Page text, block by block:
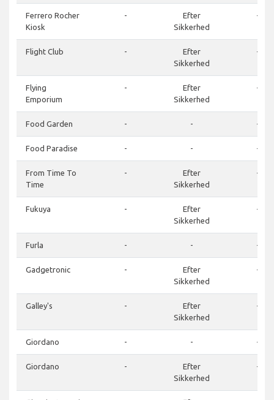
Ferrero Rocher
Kiosk
-
Efter
Sikkerhed
-
Flight Club -
Efter
Sikkerhed
-
Flying
Emporium
-
Efter
Sikkerhed
-
Food Garden - - -
Food Paradise - - -
From Time To
Time
-
Efter
Sikkerhed
-
Fukuya -
Efter
Sikkerhed
-
Furla - - -
Gadgetronic -
Efter
Sikkerhed
-
Galley's -
Efter
Sikkerhed
-
Giordano - - -
Giordano -
Efter
Sikkerhed
-